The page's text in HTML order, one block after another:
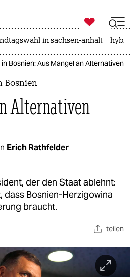
zahl ich
ich

taz zahl ich
in sachsen-anhalt
Bosnien: Aus Mangel an Alternativen
Bosnien
Alternativen
Erich Rathfelder
der den Staat ablehnt:
dass Bosnien-Herzigowina
braucht.
teilen